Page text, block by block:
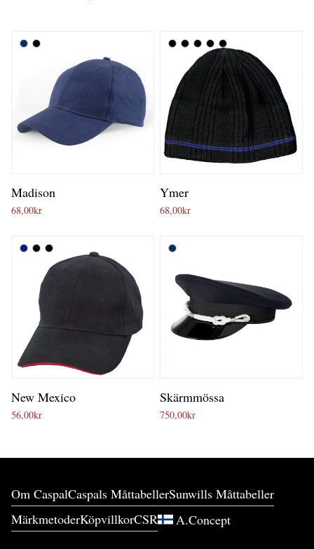
Madison
68,00kr
Ymer
68,00kr
New Mexico
56,00kr
Skärmmössa
750,00kr
Om CaspalCaspals MåttabellerSunwills Måttabeller
MärkmetoderKöpvillkorCSR A.Concept